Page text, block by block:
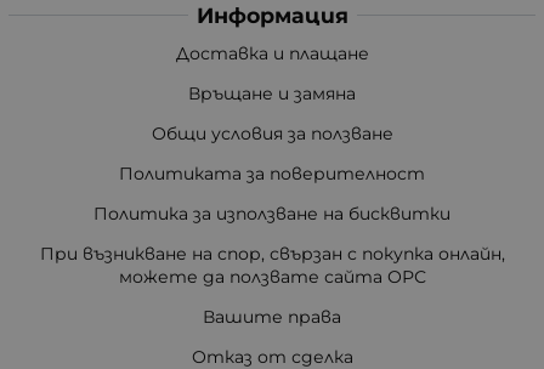
Информация
Доставка и плащане
Връщане и замяна
Общи условия за ползване
Политиката за поверителност
Политика за използване на бисквитки
При възникване на спор, свързан с покупка онлайн,
можете да ползвате сайта ОРС
Вашите права
Отказ от сделка